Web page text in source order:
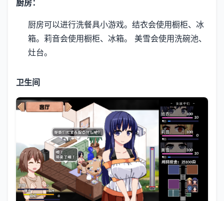
厨房：
厨房可以进行洗餐具小游戏。 结衣会使用橱柜、冰
箱。 莉音会使用橱柜、冰箱。
美雪会使用洗碗池、
灶台。
卫生间